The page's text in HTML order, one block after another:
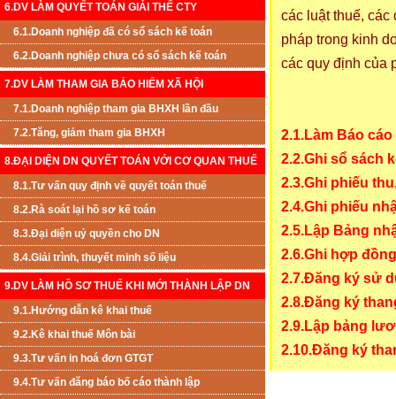
6.DV LÀM QUYẾT TOÁN GIẢI THỂ CTY
6.1.Doanh nghiệp đã có sổ sách kế toán
6.2.Doanh nghiệp chưa có sổ sách kế toán
7.DV LÀM THAM GIA BẢO HIỂM XÃ HỘI
7.1.Doanh nghiệp tham gia BHXH lần đầu
7.2.Tăng, giảm tham gia BHXH
8.ĐẠI DIỆN DN QUYẾT TOÁN VỚI CƠ QUAN THUẾ
8.1.Tư vấn quy định về quyết toán thuế
8.2.Rà soát lại hồ sơ kế toán
8.3.Đại diện uỷ quyền cho DN
8.4.Giải trình, thuyết minh số liệu
9.DV LÀM HỒ SƠ THUẾ KHI MỚI THÀNH LẬP DN
9.1.Hướng dẫn kê khai thuế
9.2.Kê khai thuế Môn bài
9.3.Tư vấn in hoá đơn GTGT
9.4.Tư vấn đăng báo bố cáo thành lập
các luật thuế,
pháp trong kinh
các quy định của
2.1.Làm Báo
2.2.Ghi sổ sách
2.3.Ghi phiếu
2.4.Ghi phiếu
2.5.Lập Bảng
2.6.Ghi hợp
2.7.Đăng ký sử
2.8.Đăng ký
2.9.Lập bảng
2.10.Đăng ký